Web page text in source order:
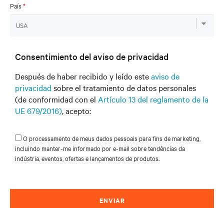
País*
Consentimiento del aviso de privacidad
Después de haber recibido y leído esteaviso de
privacidad sobre el tratamiento de datos personales
(de conformidad con el Artículo 13 del reglamento de la
UE 679/2016), acepto:
O processamento de meus dados pessoais para fins de marketing,
incluindo manter-me informado por e-mail sobre tendências da
indústria, eventos, ofertas e lançamentos de produtos.
ENVIAR